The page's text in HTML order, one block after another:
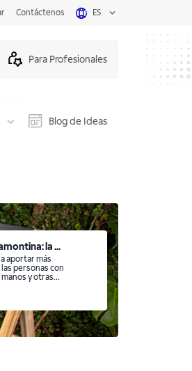
Contáctenos ES
Para Profesionales
Blog de Ideas
la ...
aportar más
personas con
y otras